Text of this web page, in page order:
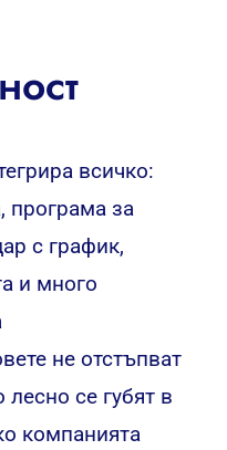
всичко:
програма за
с график,
и много
не отстъпват
се губят в
компанията